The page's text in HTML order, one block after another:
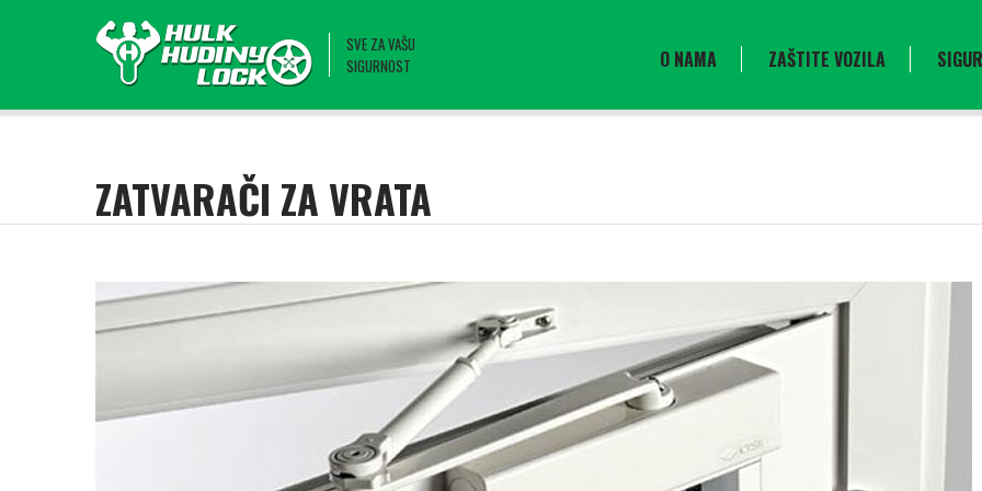
SVE ZA VAŠU
SIGURNOST
O NAMA ZAŠTITE VOZILA
ZATVARAČI ZA VRATA